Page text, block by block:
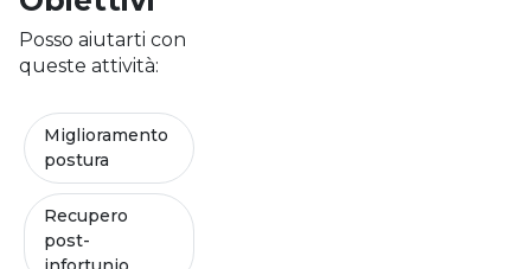
Posso aiutarti con
queste attività:
Miglioramento
postura
Recupero
post-